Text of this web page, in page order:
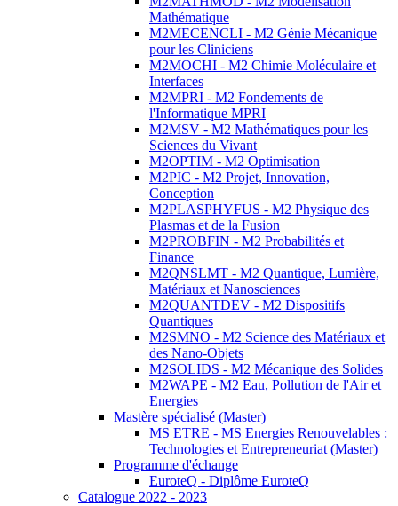
Mathématique
M2MECENCLI - M2 Génie Mécanique
pour les Cliniciens
M2MOCHI - M2 Chimie Moléculaire et
Interfaces
M2MPRI - M2 Fondements de
l'Informatique MPRI
M2MSV - M2 Mathématiques pour les
Sciences du Vivant
M2OPTIM - M2 Optimisation
M2PIC - M2 Projet, Innovation,
Conception
M2PLASPHYFUS - M2 Physique des
Plasmas et de la Fusion
M2PROBFIN - M2 Probabilités et
Finance
M2QNSLMT - M2 Quantique, Lumière,
Matériaux et Nanosciences
M2QUANTDEV - M2 Dispositifs
Quantiques
M2SMNO - M2 Science des Matériaux et
des Nano-Objets
M2SOLIDS - M2 Mécanique des Solides
M2WAPE - M2 Eau, Pollution de l'Air et
Energies
Mastère spécialisé (Master)
MS ETRE - MS Energies Renouvelables :
Technologies et Entrepreneuriat (Master)
Programme d'échange
EuroteQ - Diplôme EuroteQ
Catalogue 2022 - 2023